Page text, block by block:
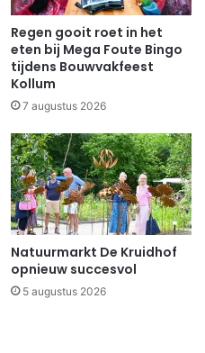
Regen gooit roet in het
eten bij Mega Foute Bingo
tijdens Bouwvakfeest
Kollum
7 augustus 2026
Natuurmarkt De Kruidhof
opnieuw succesvol
5 augustus 2026